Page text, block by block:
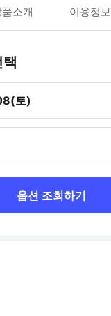
품소개 이용정보
토)
옵션 조회하기